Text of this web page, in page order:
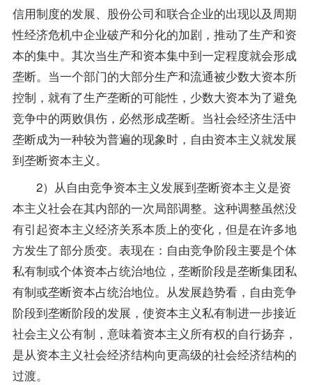
信用制度的发展、股份公司和联合企业的出现以及周期
性经济危机中企业破产和分化的加剧，推动了生产和资
本的集中。其次当生产和资本集中到一定程度就会形成
垄断。当一个部门的大部分生产和流通被少数大资本所
控制，就有了生产垄断的可能性，少数大资本为了避免
竞争中的两败俱伤，必然形成垄断。当社会经济生活中
垄断成为一种较为普遍的现象时，自由资本主义就发展
到垄断资本主义。
2）从自由竞争资本主义发展到垄断资本主义是资
本主义社会在其内部的一次局部调整。这种调整虽然没
有引起资本主义经济关系本质上的变化，但是在许多地
方发生了部分质变。表现在：自由竞争阶段主要是个体
私有制或个体资本占统治地位，垄断阶段是垄断集团私
有制或垄断资本占统治地位。从发展趋势看，自由竞争
阶段到垄断阶段的发展，使资本主义私有制进一步接近
社会主义公有制，意味着资本主义所有权的自行扬弃，
是从资本主义社会经济结构向更高级的社会经济结构的
过渡。